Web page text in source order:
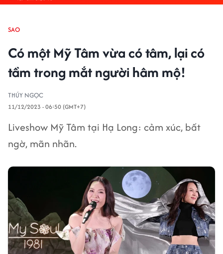
SAO
Có một Mỹ Tâm vừa có tâm, lại có
tầm trong mắt người hâm mộ!
THÚY NGỌC
11/12/2023 - 06:50 (GMT+7)
Liveshow Mỹ Tâm tại Hạ Long: cảm xúc, bất
ngờ, mãn nhãn.